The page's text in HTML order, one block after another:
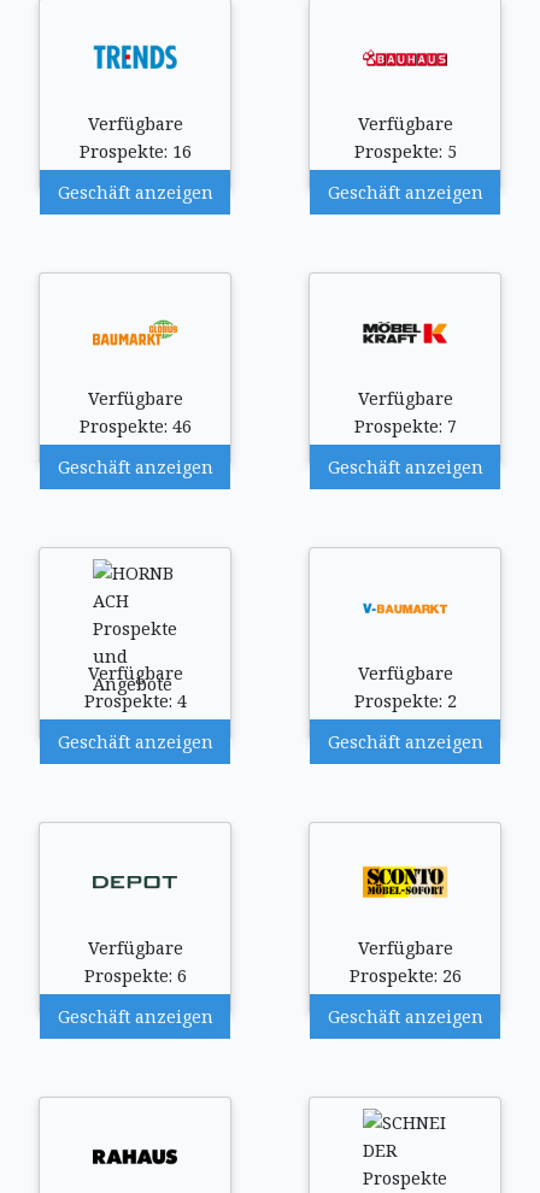
Verfügbare
Prospekte: 16
Geschäft anzeigen
Verfügbare
Prospekte: 5
Geschäft anzeigen
Verfügbare
Prospekte: 46
Geschäft anzeigen
Verfügbare
Prospekte: 7
Geschäft anzeigen
Verfügbare
Prospekte: 4
Geschäft anzeigen
Verfügbare
Prospekte: 2
Geschäft anzeigen
Verfügbare
Prospekte: 6
Geschäft anzeigen
Verfügbare
Prospekte: 26
Geschäft anzeigen